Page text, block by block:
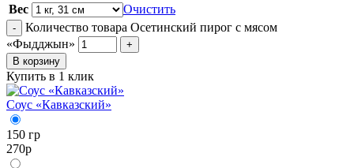
Вес
Очистить
-
Количество товара Осетинский пирог с мясом
«Фыдджын»
+
В корзину
Купить в 1 клик
Соус «Кавказский»
150 гр
270р